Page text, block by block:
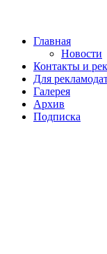
Главная
Новости
Контакты и
Для
Галерея
Архив
Подписка